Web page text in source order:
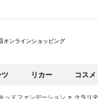
オンラインショッピング
リカー コスメ
ッドファンデーション クラリ